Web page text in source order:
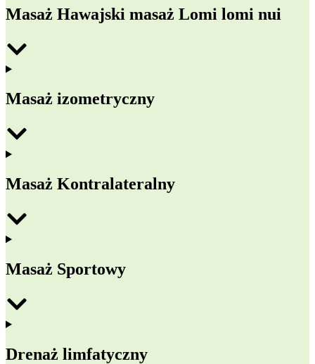
Masaż Hawajski masaż Lomi lomi nui
Masaż izometryczny
Masaż Kontralateralny
Masaż Sportowy
Drenaż limfatyczny